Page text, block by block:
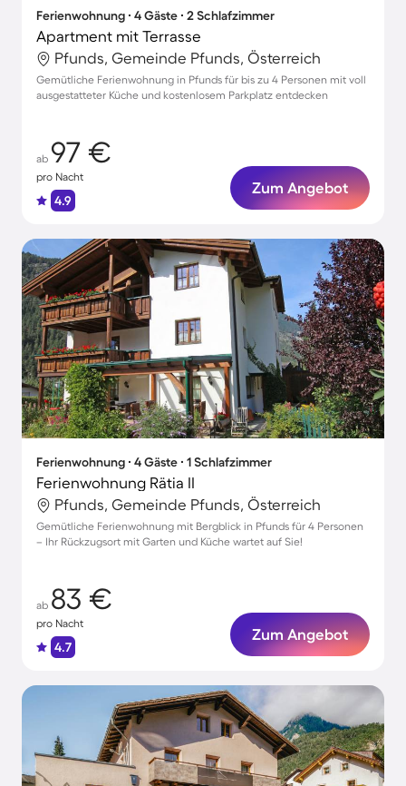
Ferienwohnung ∙ 4 Gäste ∙ 2 Schlafzimmer
Apartment mit Terrasse
Pfunds, Gemeinde Pfunds, Österreich
Gemütliche Ferienwohnung in Pfunds für bis zu 4 Personen mit voll
ausgestatteter Küche und kostenlosem Parkplatz entdecken
ab 97 €
pro Nacht
4.9
Zum Angebot
Ferienwohnung ∙ 4 Gäste ∙ 1 Schlafzimmer
Ferienwohnung Rätia II
Pfunds, Gemeinde Pfunds, Österreich
Gemütliche Ferienwohnung mit Bergblick in Pfunds für 4 Personen
– Ihr Rückzugsort mit Garten und Küche wartet auf Sie!
ab 83 €
pro Nacht
4.7
Zum Angebot